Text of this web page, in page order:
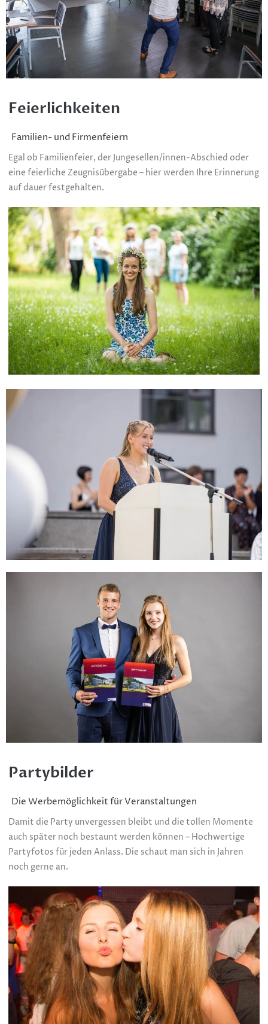
Feierlichkeiten
Familien- und Firmenfeiern
Egal ob Familienfeier, der Jungesellen/innen-Abschied oder
eine feierliche Zeugnisübergabe – hier werden Ihre Erinnerung
auf dauer festgehalten.
Partybilder
Die Werbemöglichkeit für Veranstaltungen
Damit die Party unvergessen bleibt und die tollen Momente
auch später noch bestaunt werden können – Hochwertige
Partyfotos für jeden Anlass. Die schaut man sich in Jahren
noch gerne an.